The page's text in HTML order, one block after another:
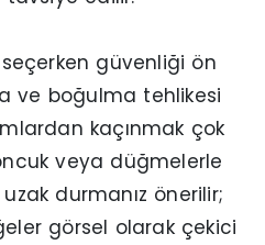
güvenliği ön
ve boğulma tehlikesi
kaçınmak çok
veya düğmelerle
durmanız önerilir;
görsel olarak çekici